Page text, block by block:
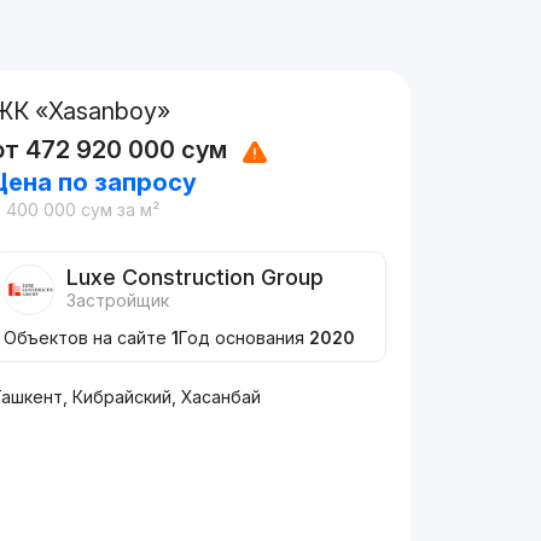
«Xasanboy»
472 920 000 сум
по запросу
400 000 сум за м²
Luxe Construction Group
Застройщик
Объектов на сайте 1Год основания 2020
Кибрайский, Хасанбай